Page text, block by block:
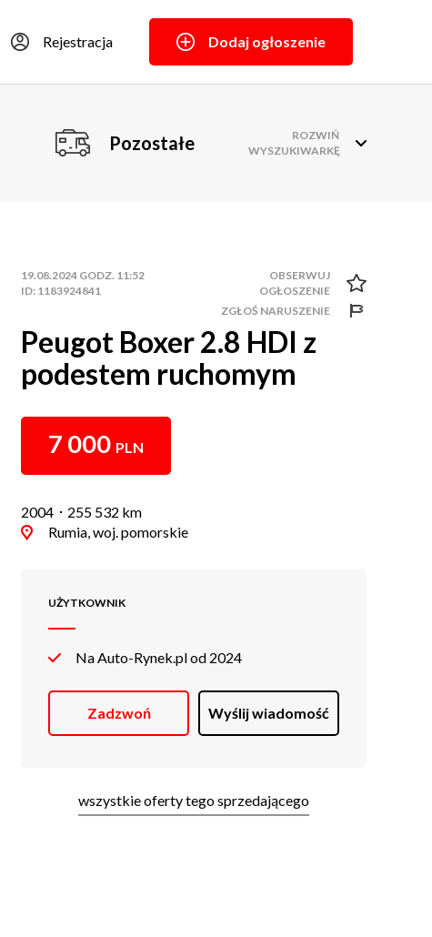
Rejestracja Dodaj ogłoszenie
Pozostałe
ROZWIŃ
WYSZUKIWARKĘ
19.08.2024 GODZ. 11:52
ID: 1183924841
ZGŁOŚ NARUSZENIE
Peugot Boxer 2.8 HDI z
podestem ruchomym
7 000 PLN
2004
255 532 km
Rumia, woj. pomorskie
UŻYTKOWNIK
Na Auto-Rynek.pl od 2024
Zadzwoń Wyślij wiadomość
wszystkie oferty tego sprzedającego